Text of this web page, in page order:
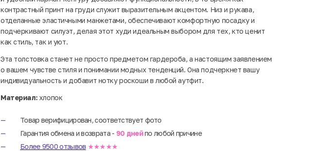
контрастный принт на груди служит выразительным акцентом. Низ и рукава,
отделанные эластичными манжетами, обеспечивают комфортную посадку и
подчеркивают силуэт, делая этот худи идеальным выбором для тех, кто ценит
как стиль, так и уют.
Эта толстовка станет не просто предметом гардероба, а настоящим заявлением
о вашем чувстве стиля и понимании модных тенденций. Она подчеркнет вашу
индивидуальность и добавит нотку роскоши в любой аутфит.
Материал:хлопок
Товар верифицирован, соответствует фото
Гарантия обмена и возврата - 90 днейпо любой причине
Более 9500 отзывов ★★★★★